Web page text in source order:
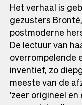
Het verhaal is
gezusters
postmoderne
De lectuur van
overrompelende
inventief, zo
meeste van de
'zeer origineel